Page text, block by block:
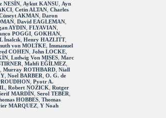
NESİN Aykut KANSU Ayn
Cetin ALTAN Charles
AKMAN Daron
David EAGLEMAN
AYDIN FLYAVIAN
POGGI GOKHAN
İnalcık Henry HAZLITT,
von MOLTKE Immanuel
COHEN John LOCKE
Ludwig Von MISES Marc
Mahfi EĞİLMEZ
Murray ROTHBARD Niall
Noel BARBER O. G. de
Pyotr A.
Robert NOZICK Rutger
MARDİN Serol TEBER
HOBBES Thomas
MARQUEZ Y Noah